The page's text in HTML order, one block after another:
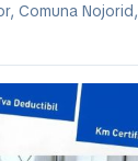
Comuna Nojorid,